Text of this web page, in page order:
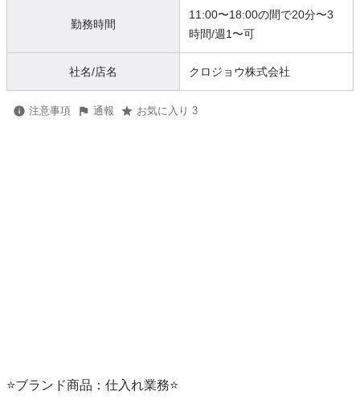
勤務時間
11:00〜18:00の間で20分〜3
時間/週1〜可
社名/店名 クロジョウ株式会社
注意事項 通報 お気に入り 3
⭐️ブランド商品：仕入れ業務⭐️